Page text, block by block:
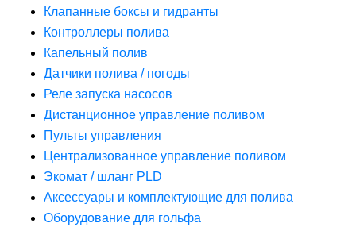
Клапанные боксы и гидранты
Контроллеры полива
Капельный полив
Датчики полива / погоды
Реле запуска насосов
Дистанционное управление поливом
Пульты управления
Централизованное управление поливом
Экомат / шланг PLD
Аксессуары и комплектующие для полива
Оборудование для гольфа